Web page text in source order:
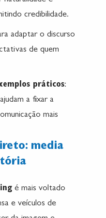
credibilidade.
adaptar o discurso
de quem
práticos:
a fixar a
mais
media
é mais voltado
e veículos de